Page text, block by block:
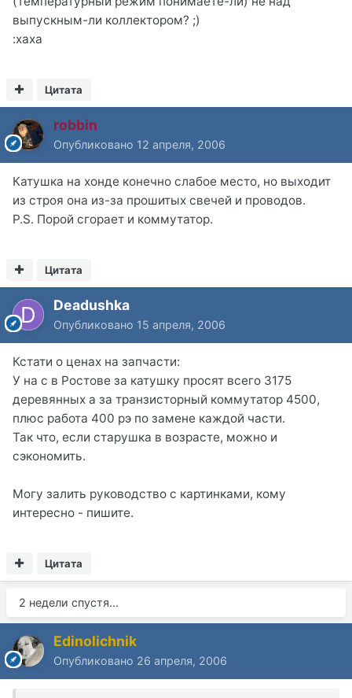
выпускным-ли коллектором? ;)
:xaxa
Цитата
robbin
Опубликовано 12 апреля, 2006
Катушка на хонде конечно слабое место, но выходит
из строя она из-за прошитых свечей и проводов.
P.S. Порой сгорает и коммутатор.
Цитата
Deadushka
Опубликовано 15 апреля, 2006
Кстати о ценах на запчасти:
У на с в Ростове за катушку просят всего 3175
деревянных а за транзисторный коммутатор 4500,
плюс работа 400 рэ по замене каждой части.
Так что, если старушка в возрасте, можно и
сэкономить.
Могу залить руководство с картинками, кому
интересно - пишите.
Цитата
2 недели спустя...
Edinolichnik
Опубликовано 26 апреля, 2006